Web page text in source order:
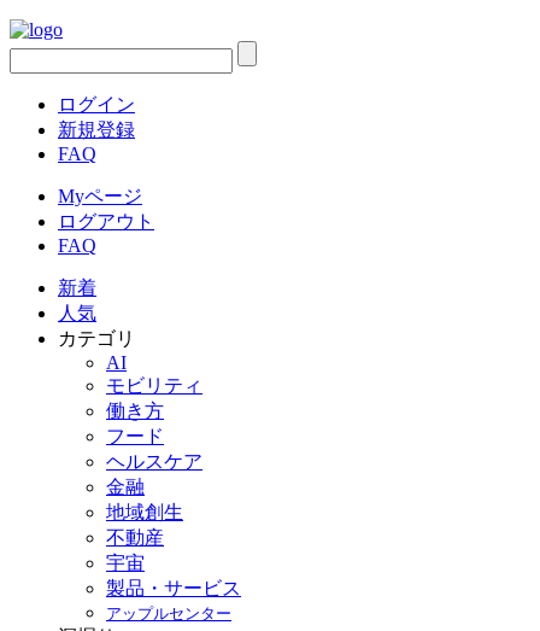
ログイン
新規登録
FAQ
Myページ
ログアウト
FAQ
新着
人気
カテゴリ
AI
モビリティ
働き方
フード
ヘルスケア
金融
地域創生
不動産
宇宙
製品・サービス
アップルセンター